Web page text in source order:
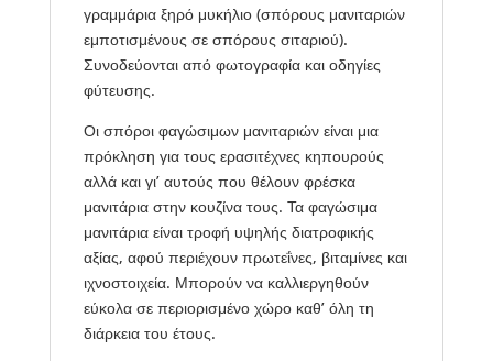
γραμμάρια ξηρό μυκήλιο (σπόρους μανιταριών
εμποτισμένους σε σπόρους σιταριού).
Συνοδεύονται από φωτογραφία και οδηγίες
φύτευσης.
Οι σπόροι φαγώσιμων μανιταριών είναι μια
πρόκληση για τους ερασιτέχνες κηπουρούς
αλλά και γι’ αυτούς που θέλουν φρέσκα
μανιτάρια στην κουζίνα τους. Τα φαγώσιμα
μανιτάρια είναι τροφή υψηλής διατροφικής
αξίας, αφού περιέχουν πρωτεΐνες, βιταμίνες και
ιχνοστοιχεία. Μπορούν να καλλιεργηθούν
εύκολα σε περιορισμένο χώρο καθ’ όλη τη
διάρκεια του έτους.